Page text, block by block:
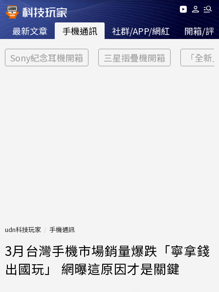
最新文章 手機通訊 社群/APP/網紅 開箱/評
Sony紀念耳機開箱 三星摺疊機開箱 「全新
udn科技玩家 手機通訊
3月台灣手機市場銷量爆跌「寧拿錢
出國玩」 網曝這原因才是關鍵